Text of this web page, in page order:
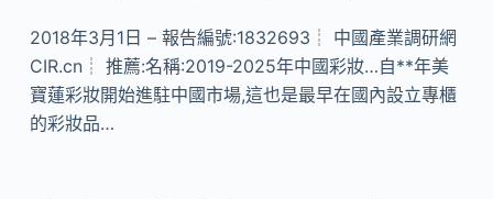
2018年3月1日 – 報告編號:1832693┊ 中國產業調研網
CIR.cn┊ 推薦:名稱:2019-2025年中國彩妝…自**年美
寶蓮彩妝開始進駐中國市場,這也是最早在國內設立專櫃
的彩妝品…